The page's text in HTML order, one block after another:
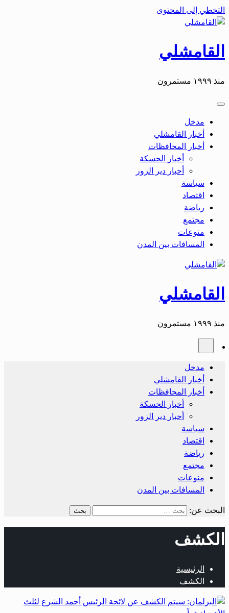
التخطي إلى المحتوى
القامشلي
منذ ١٩٩٩ مستمرون
مدخل
أخبار القامشلي
أخبار المحافظات
أخبار الحسكة
أحبار دير الزور
سياسة
اقتصاد
رياضة
مجتمع
منوعات
المسافات بين المدن
القامشلي
منذ ١٩٩٩ مستمرون
مدخل
أخبار القامشلي
أخبار المحافظات
أخبار الحسكة
أحبار دير الزور
سياسة
اقتصاد
رياضة
مجتمع
منوعات
المسافات بين المدن
البحث عن:
الكشف
الرئيسية
الكشف